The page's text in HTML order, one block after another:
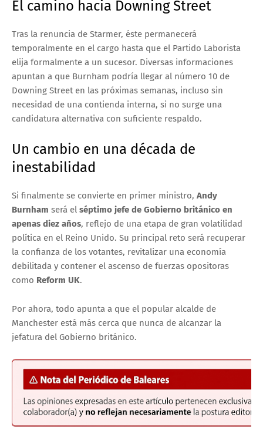
El camino hacia Downing Street
Tras la renuncia de Starmer, éste permanecerá
temporalmente en el cargo hasta que el Partido Laborista
elija formalmente a un sucesor. Diversas informaciones
apuntan a que Burnham podría llegar al número 10 de
Downing Street en las próximas semanas, incluso sin
necesidad de una contienda interna, si no surge una
candidatura alternativa con suficiente respaldo.
Un cambio en una década de
inestabilidad
Si finalmente se convierte en primer ministro, Andy
Burnham será el séptimo jefe de Gobierno británico en
apenas diez años, reflejo de una etapa de gran volatilidad
política en el Reino Unido. Su principal reto será recuperar
la confianza de los votantes, revitalizar una economía
debilitada y contener el ascenso de fuerzas opositoras
como Reform UK.
Por ahora, todo apunta a que el popular alcalde de
Manchester está más cerca que nunca de alcanzar la
jefatura del Gobierno británico.